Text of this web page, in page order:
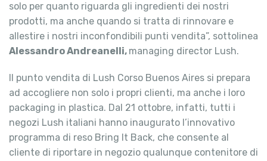
solo per quanto riguarda gli ingredienti dei nostri
prodotti, ma anche quando si tratta di rinnovare e
allestire i nostri inconfondibili punti vendita”, sottolinea
Alessandro Andreanelli, managing director Lush.
Il punto vendita di Lush Corso Buenos Aires si prepara
ad accogliere non solo i propri clienti, ma anche i loro
packaging in plastica. Dal 21 ottobre, infatti, tutti i
negozi Lush italiani hanno inaugurato l’innovativo
programma di reso Bring It Back, che consente al
cliente di riportare in negozio qualunque contenitore di